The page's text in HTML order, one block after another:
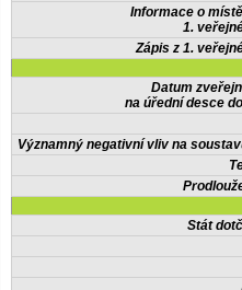
Informace o
1.
Zápis z 1.
Datum
na úřední desce
Významný negativní vliv na
Stát